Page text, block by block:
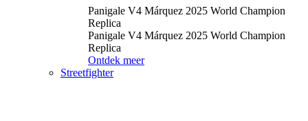
Panigale V4 Márquez 2025 World Champion
Replica
Panigale V4 Márquez 2025 World Champion
Replica
Ontdek meer
Streetfighter